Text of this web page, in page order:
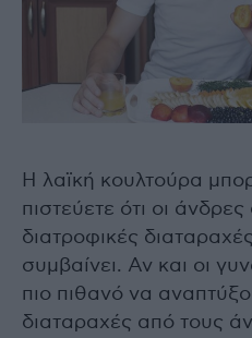
Η λαϊκή κουλτούρα
πιστεύετε ότι οι
διατροφικές
συμβαίνει. Αν και οι
πιο πιθανό να
διαταραχές από τους